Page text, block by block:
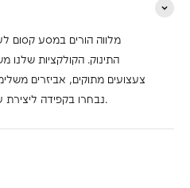
התינוק. הקולקציות שלנו
צעצועים מתוקים, אביזרים
נבחרו בקפידה ליצירת עולם שלם של איכות, נוחות וסטייל.